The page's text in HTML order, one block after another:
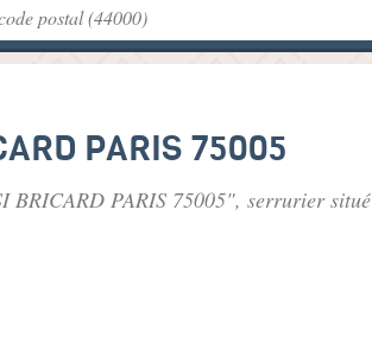
PARIS 75005
BRICARD PARIS 75005", serrurier situé